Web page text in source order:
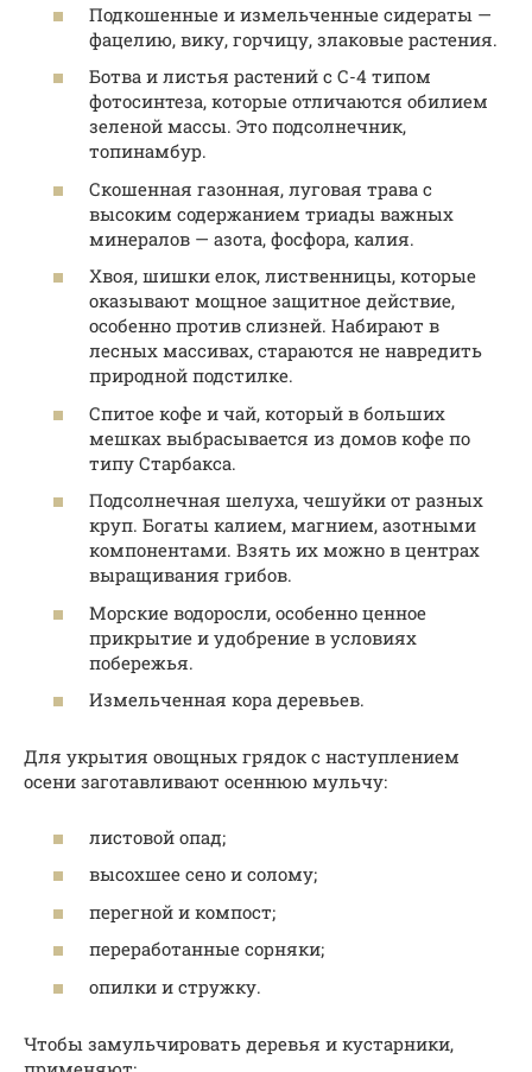
Подкошенные и измельченные сидераты —
фацелию, вику, горчицу, злаковые растения.
Ботва и листья растений с С-4 типом
фотосинтеза, которые отличаются обилием
зеленой массы. Это подсолнечник,
топинамбур.
Скошенная газонная, луговая трава с
высоким содержанием триады важных
минералов — азота, фосфора, калия.
Хвоя, шишки елок, лиственницы, которые
оказывают мощное защитное действие,
особенно против слизней. Набирают в
лесных массивах, стараются не навредить
природной подстилке.
Спитое кофе и чай, который в больших
мешках выбрасывается из домов кофе по
типу Старбакса.
Подсолнечная шелуха, чешуйки от разных
круп. Богаты калием, магнием, азотными
компонентами. Взять их можно в центрах
выращивания грибов.
Морские водоросли, особенно ценное
прикрытие и удобрение в условиях
побережья.
Измельченная кора деревьев.
Для укрытия овощных грядок с наступлением
осени заготавливают осеннюю мульчу:
листовой опад;
высохшее сено и солому;
перегной и компост;
переработанные сорняки;
опилки и стружку.
Чтобы замульчировать деревья и кустарники,